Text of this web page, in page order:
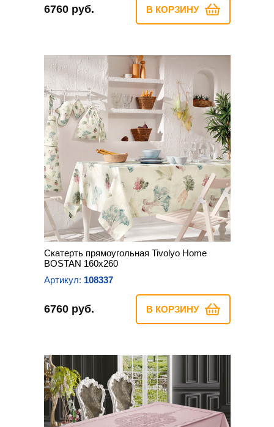
6760 руб. В КОРЗИНУ
Скатерть прямоугольная Tivolyo Home
BOSTAN 160х260
Артикул: 108337
6760 руб. В КОРЗИНУ